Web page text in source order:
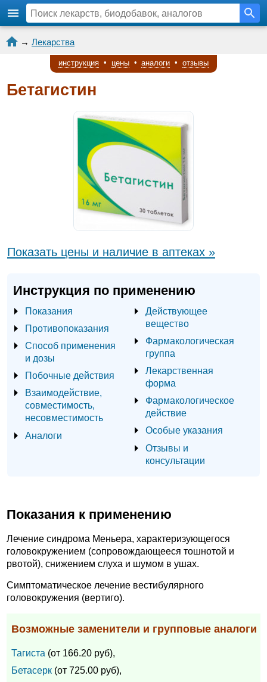
→ Лекарства
инструкция • цены • аналоги • отзывы
Бетагистин
Показать цены и наличие в аптеках »
Инструкция по применению
Показания
Противопоказания
Способ применения
и дозы
Побочные действия
Взаимодействие,
совместимость,
несовместимость
Аналоги
Действующее
вещество
Фармакологическая
группа
Лекарственная
форма
Фармакологическое
действие
Особые указания
Отзывы и
консультации
Показания к применению
Лечение синдрома Меньера, характеризующегося
головокружением (сопровождающееся тошнотой и
рвотой), снижением слуха и шумом в ушах.
Симптоматическое лечение вестибулярного
головокружения (вертиго).
Возможные заменители и групповые аналоги
Тагиста (от 166.20 руб),
Бетасерк (от 725.00 руб),